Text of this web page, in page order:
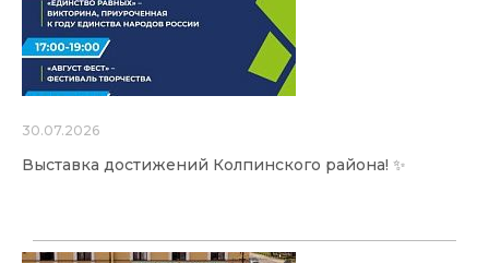
30.07.2026
Выставка достижений Колпинского района! ✨